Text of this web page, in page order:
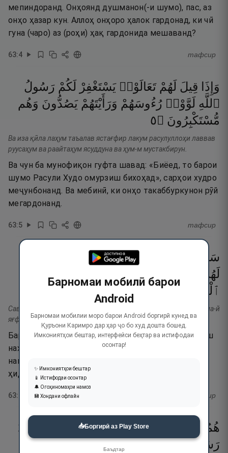
мепиндоранд. Онҳоянд душманон(-и шумо), пас, аз
онҳо ҳазар кун. Аллоҳ онҳоро ҳалок гардонад, ки чӣ
гуна (чаро) аз (роҳи) ҳақ гардонида мешаванд?
63:4 тафсир
وَإِذَا قِيلَ لَهُمْ تَعَالَوْا۟ يَسْتَغْفِرْ لَكُمْ رَسُولُ
ٱللَّهِ لَوَّوْا۟ رُءُوسَهُمْ وَرَأَيْتَهُمْ يَصُدُّونَ وَهُم
مُّسْتَكْبِرُونَ ۝٥
Ва иза қӣла лаҳум таъалав ястағфир лакум расулуллоҳи лаввав
руусаҳум ва раайтаҳум ясуддуна ва ҳум-м мустакбирун.
Ва чун ба мунофиқон гуфта шавад: «Биёед, то барои
шумо Расули Худо омурзиш бихоҳад», сарҳои худро
меҷунбонанд. Ва мебинӣ, ки онҳо такаббуркунон рӯй
мегардонанд.
63:5 тафсир
سَوَآءٌ أَسْتَغْفَرْتَ لَهُمْ
لَهُمْ
ٱللَّهُ لَهُمْ ۚ
ٱلْقَوْمَ
ٱلْفَـٰسِقِينَ ۝ ٦
Саваун ъалайҳим астағфарта лаҳум ам лам тастағфир лаҳум ла-й
яғфираллоҳу лаҳум. Инналлоҳа ла яҳди-л-қавма-л-фосиқӣн.
Барои онҳо омурзиш бихоҳӣ ё барои онҳо омурзиш
нахоҳӣ, баробар аст. Ҳаргиз Худо онҳоро
намеомурзад. Албатта, гурӯҳи фосиқонро Аллоҳ
ҳидоят намекунад!
63: тафсир
هُمُ يَقُولُونَ لَا تُنفِقُوا۟
عِندَ
رَسُولِ ٱللَّهِ حَتَّىٰ يَنفَضُّوا۟ ۗ وَلِلَّهِ خَزَآئِنُ
Барномаи мобилӣ барои
Android
Барномаи мобилии моро барои Android боргирӣ кунед ва
Қуръони Каримро дар ҳар ҷо бо худ дошта бошед.
Имкониятҳои бештар, интерфейси беҳтар ва истифодаи
осонтар!
✨ Имкониятҳои бештар
📱 Истифодаи осонтар
🔔 Огоҳиномаҳои намоз
💾 Хондани офлайн
📥Боргирӣ аз Play Store
Баъдтар